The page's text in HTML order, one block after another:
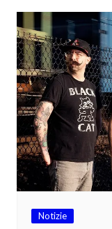
Notizie